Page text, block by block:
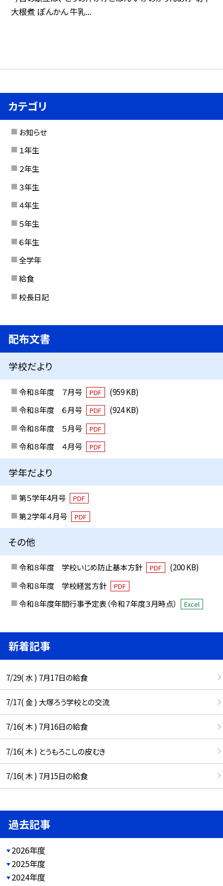
大根煮 ぽんかん 牛乳...
カテゴリ
お知らせ
１年生
２年生
３年生
４年生
５年生
６年生
全学年
給食
校長日記
配布文書
学校だより
令和８年度 ７月号 PDF
(959 KB)
令和８年度 ６月号
PDF
(924 KB)
令和８年度 ５月号
PDF
令和８年度 ４月号 PDF
学年だより
第５学年4月号 PDF
第２学年４月号 PDF
その他
令和８年度 学校いじめ防止基本方針 PDF
(200 KB)
令和８年度 学校経営方針
PDF
令和８年度年間行事予定表（令和７年度３月時点） Excel
新着記事
7/29( 水 ) 7月17日の給食
7/17( 金 ) 大塚ろう学校との交流
7/16( 木 ) 7月16日の給食
7/16( 木 ) とうもろこしの皮むき
7/16( 木 ) 7月15日の給食
過去記事
2026年度
2025年度
2024年度